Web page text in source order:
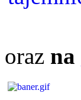
oraz na